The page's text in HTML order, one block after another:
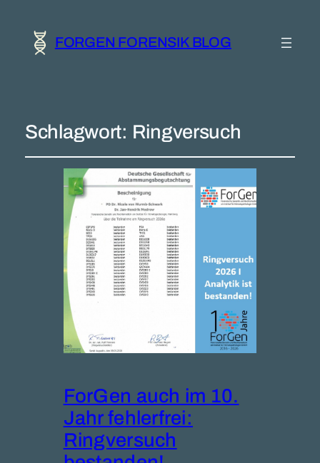
FORGEN FORENSIK BLOG
Schlagwort: Ringversuch
ForGen auch im 10.
Jahr fehlerfrei:
Ringversuch